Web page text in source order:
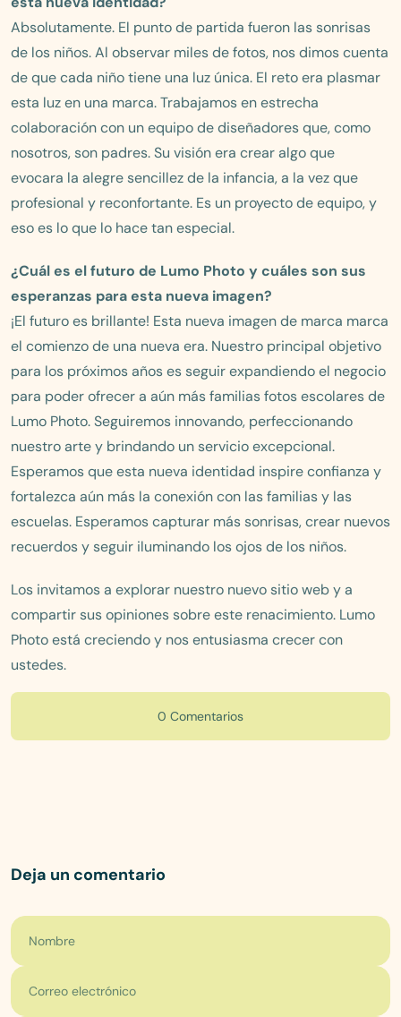
Absolutamente. El punto de partida fueron las sonrisas
de los niños. Al observar miles de fotos, nos dimos cuenta
de que cada niño tiene una luz única. El reto era plasmar
esta luz en una marca. Trabajamos en estrecha
colaboración con un equipo de diseñadores que, como
nosotros, son padres. Su visión era crear algo que
evocara la alegre sencillez de la infancia, a la vez que
profesional y reconfortante. Es un proyecto de equipo, y
eso es lo que lo hace tan especial.
¿Cuál es el futuro de Lumo Photo y cuáles son sus
esperanzas para esta nueva imagen?
¡El futuro es brillante! Esta nueva imagen de marca marca
el comienzo de una nueva era. Nuestro principal objetivo
para los próximos años es seguir expandiendo el negocio
para poder ofrecer a aún más familias fotos escolares de
Lumo Photo. Seguiremos innovando, perfeccionando
nuestro arte y brindando un servicio excepcional.
Esperamos que esta nueva identidad inspire confianza y
fortalezca aún más la conexión con las familias y las
escuelas. Esperamos capturar más sonrisas, crear nuevos
recuerdos y seguir iluminando los ojos de los niños.
Los invitamos a explorar nuestro nuevo sitio web y a
compartir sus opiniones sobre este renacimiento. Lumo
Photo está creciendo y nos entusiasma crecer con
ustedes.
0 Comentarios
Deja un comentario
Nombre
Correo electrónico